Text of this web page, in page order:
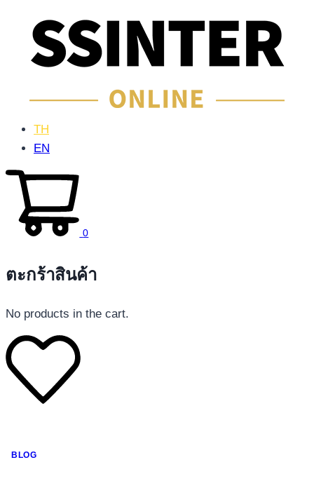
โทรศัพท์มือถือ
TH
EN
0
ตะกร้าสินค้า
No products in the cart.
BLOG